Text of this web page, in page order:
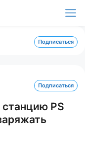
Подписаться
Подписаться
PS